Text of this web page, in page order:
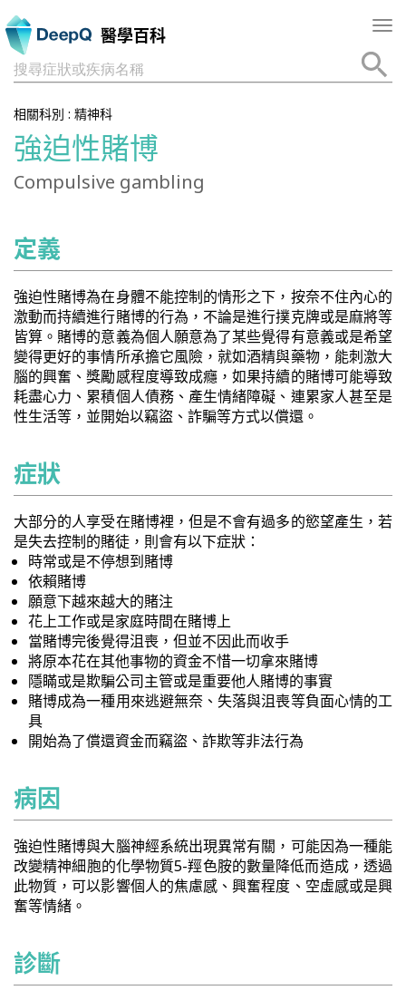
醫學百科
搜尋症狀或疾病名稱
相關科別 : 精神科
強迫性賭博
Compulsive gambling
定義
強迫性賭博為在身體不能控制的情形之下，按奈不住內心的
激動而持續進行賭博的行為，不論是進行撲克牌或是麻將等
皆算。賭博的意義為個人願意為了某些覺得有意義或是希望
變得更好的事情所承擔它風險，就如酒精與藥物，能刺激大
腦的興奮、獎勵感程度導致成癮，如果持續的賭博可能導致
耗盡心力、累積個人債務、產生情緒障礙、連累家人甚至是
性生活等，並開始以竊盜、詐騙等方式以償還。
症狀
大部分的人享受在賭博裡，但是不會有過多的慾望產生，若
是失去控制的賭徒，則會有以下症狀：
時常或是不停想到賭博
依賴賭博
願意下越來越大的賭注
花上工作或是家庭時間在賭博上
當賭博完後覺得沮喪，但並不因此而收手
將原本花在其他事物的資金不惜一切拿來賭博
隱瞞或是欺騙公司主管或是重要他人賭博的事實
賭博成為一種用來逃避無奈、失落與沮喪等負面心情的工
具
開始為了償還資金而竊盜、詐欺等非法行為
病因
強迫性賭博與大腦神經系統出現異常有關，可能因為一種能
改變精神細胞的化學物質5-羥色胺的數量降低而造成，透過
此物質，可以影響個人的焦慮感、興奮程度、空虛感或是興
奮等情緒。
診斷